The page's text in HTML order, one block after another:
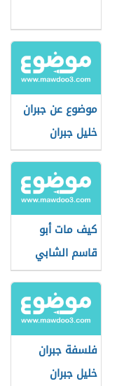
موضوع عن جبران
خليل جبران
كيف مات أبو
قاسم الشابي
فلسفة جبران
خليل جبران